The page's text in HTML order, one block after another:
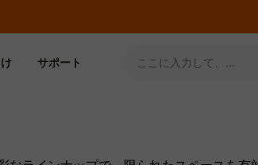
サポート
ここに入力して、